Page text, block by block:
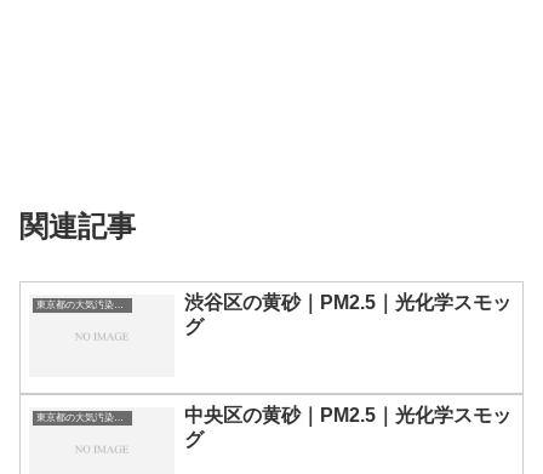
関連記事
東京都の大気汚染・PM2.5・黄砂・エアロゾルの数値
渋谷区の黄砂｜PM2.5｜光化学スモッ
グ
東京都の大気汚染・PM2.5・黄砂・エアロゾルの数値
中央区の黄砂｜PM2.5｜光化学スモッ
グ